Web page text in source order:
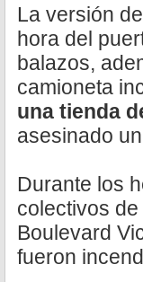
La versión
hora del
balazos,
camioneta
una tienda
asesinado
Durante los
colectivos
Boulevard
fueron